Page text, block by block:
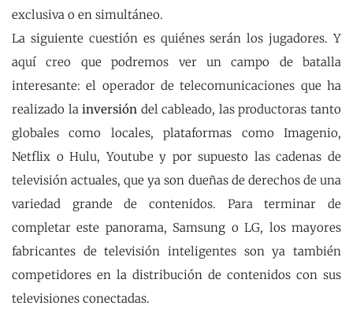
exclusiva o en simultáneo.
La siguiente cuestión es quiénes serán los jugadores. Y
aquí creo que podremos ver un campo de batalla
interesante: el operador de telecomunicaciones que ha
realizado lainversión del cableado, las productoras tanto
globales como locales, plataformas como Imagenio,
Netflix o Hulu, Youtube y por supuesto las cadenas de
televisión actuales, que ya son dueñas de derechos de una
variedad grande de contenidos. Para terminar de
completar este panorama, Samsung o LG, los mayores
fabricantes de televisión inteligentes son ya también
competidores en la distribución de contenidos con sus
televisiones conectadas.